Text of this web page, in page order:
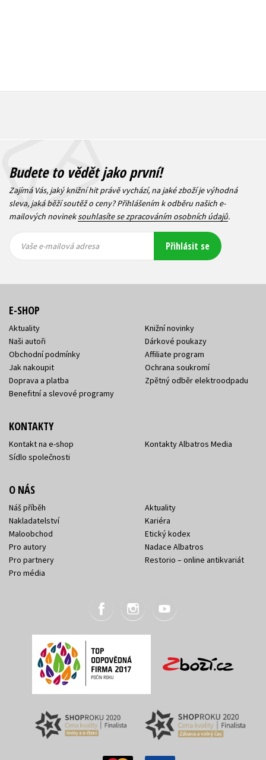
Budete to vědět jako první!
Zajímá Vás, jaký knižní hit právě vychází, na jaké zboží je výhodná
sleva, jaká běží soutěž o ceny? Přihlášením k odběru našich e-
mailových novineksouhlasíte se zpracováním osobních údajů.
mailová
mailová
Vaše e-mailová adresa Přihlásit se
E-SHOP
Aktuality
Naši autoři
Obchodní podmínky
Jak nakoupit
Doprava a platba
Benefitní a slevové programy
Knižní novinky
Dárkové poukazy
Affiliate program
Ochrana soukromí
Zpětný odběr elektroodpadu
KONTAKTY
Kontakt na e-shop
Sídlo společnosti
Kontakty Albatros Media
O NÁS
Náš příběh
Nakladatelství
Maloobchod
Pro autory
Pro partnery
Pro média
Aktuality
Kariéra
Etický kodex
Nadace Albatros
Restorio – online antikvariát